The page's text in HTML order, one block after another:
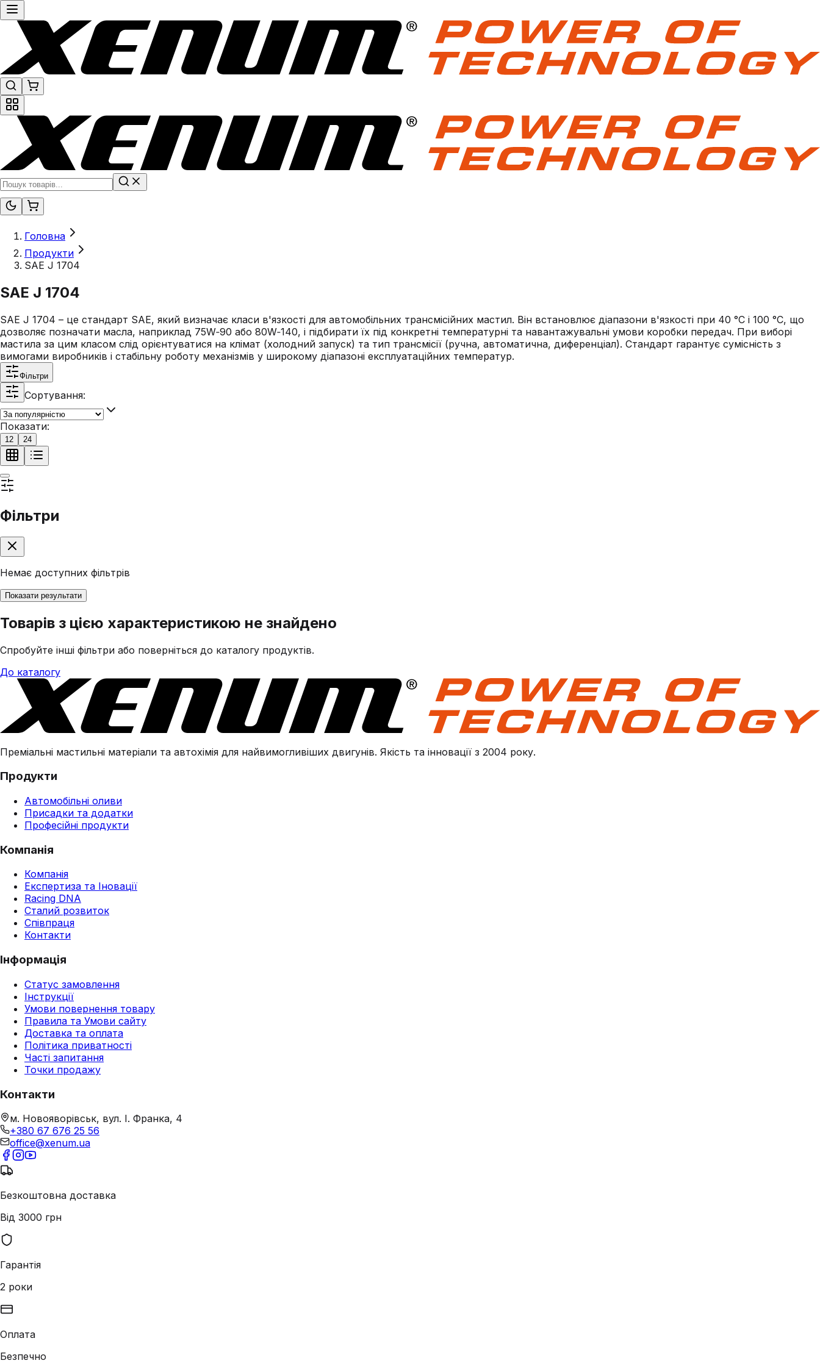
Головна
Продукти
SAE J 1704
SAE J 1704
SAE J 1704 – це стандарт SAE, який визначає класи в'язкості для автомобільних трансмісійних мастил. Він встановлює діапазони в'язкості при 40 °C і 100 °C, що
дозволяє позначати масла, наприклад 75W‑90 або 80W‑140, і підбирати їх під конкретні температурні та навантажувальні умови коробки передач. При виборі
мастила за цим класом слід орієнтуватися на клімат (холодний запуск) та тип трансмісії (ручна, автоматична, диференціал). Стандарт гарантує сумісність з
вимогами виробників і стабільну роботу механізмів у широкому діапазоні експлуатаційних температур.
Фільтри
Сортування:
Показати:
12 24
Фільтри
Немає доступних фільтрів
Показати результати
Товарів з цією характеристикою не знайдено
Спробуйте інші фільтри або поверніться до каталогу продуктів.
До каталогу
Преміальні мастильні матеріали та автохімія для найвимогливіших двигунів. Якість та інновації з 2004 року.
Продукти
Автомобільні оливи
Присадки та додатки
Професійні продукти
Компанія
Компанія
Експертиза та Іновації
Racing DNA
Сталий розвиток
Співпраця
Контакти
Інформація
Статус замовлення
Інструкції
Умови повернення товару
Правила та Умови сайту
Доставка та оплата
Політика приватності
Часті запитання
Точки продажу
Контакти
м. Новояворівськ, вул. І. Франка, 4
+380 67 676 25 56
office@xenum.ua
Безкоштовна доставка
Від 3000 грн
Гарантія
2 роки
Оплата
Безпечно